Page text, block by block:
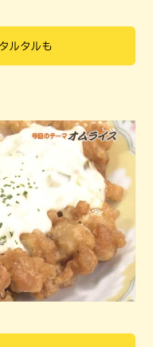
ルタルも